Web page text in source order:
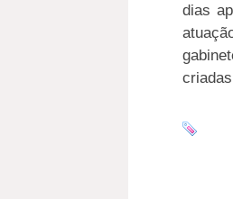
dias